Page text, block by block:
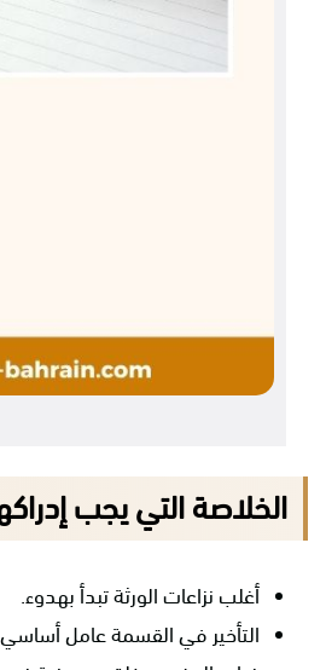
الخلاصة التي يجب
أغلب نزاعات الورثة تبدأ بهدوء.
التأخير في القسمة عامل